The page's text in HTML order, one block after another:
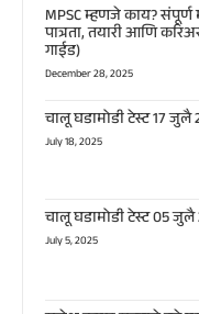
MPSC म्हणजे काय? संपूर्ण
पात्रता, तयारी आणि
गाईड)
December 28, 2025
चालू घडामोडी टेस्ट 17 जुलै
July 18, 2025
चालू घडामोडी टेस्ट 05
July 5, 2025